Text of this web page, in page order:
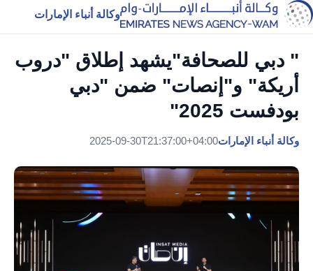
وكالة أنباء الإمارات
" دبي للصحافة"يشهد إطلاق "دروب
أريكة" و"إنصات" ضمن "دبي
بودفست 2025"
وكالة أنباء الإمارات2025-09-30T21:37:00+04:00